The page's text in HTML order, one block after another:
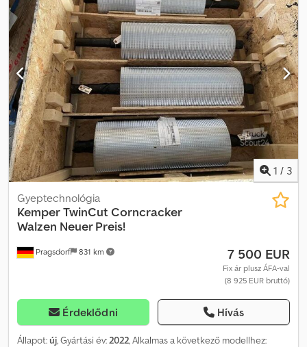
1 / 3
Pragsdorf 831 km
Gyeptechnológia
KemperTwinCut Corncracker
Walzen Neuer Preis!
7 500 EUR
Fix ár plusz ÁFA-val
(8 925 EUR bruttó)
Érdeklődni Hívás
Állapot:új, Gyártási év:2022, Alkalmas a következő modellhez: